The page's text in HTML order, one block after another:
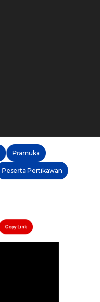
Pramuka
Peserta Pertikawan
Copy Link